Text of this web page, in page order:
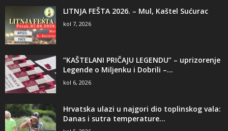
LITNJA FEŠTA 2026. – Mul, Kaštel Sućurac
kol 7, 2026
“KAŠTELANI PRIČAJU LEGENDU” – uprizorenje
Legende o Miljenku i Dobrili –...
kol 6, 2026
Hrvatska ulazi u najgori dio toplinskog vala:
Danas i sutra temperature...